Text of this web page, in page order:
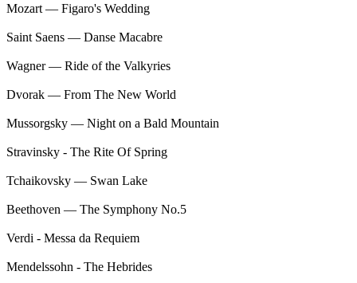
Mozart — Figaro's Wedding
Saint Saens — Danse Macabre
Wagner — Ride of the Valkyries
Dvorak — From The New World
Mussorgsky — Night on a Bald Mountain
Stravinsky - The Rite Of Spring
Tchaikovsky — Swan Lake
Beethoven — The Symphony No.5
Verdi - Messa da Requiem
Mendelssohn - The Hebrides